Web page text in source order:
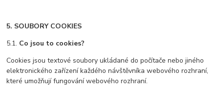
5. SOUBORY COOKIES
5.1. Co jsou to cookies?
Cookies jsou textové soubory ukládané do počítače nebo jiného
elektronického zařízení každého návštěvníka webového rozhraní,
které umožňují fungování webového rozhraní.